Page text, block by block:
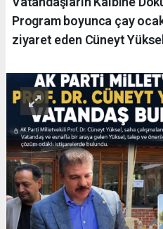
Program boyunca çay
ziyaret eden Cüneyt Yüksel